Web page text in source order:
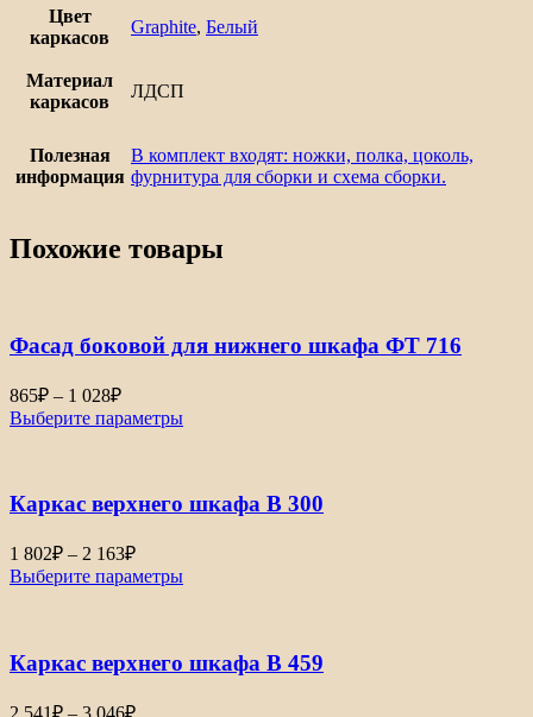
Цвет
каркасов
Graphite, Белый
Материал
каркасов
ЛДСП
Полезная
информация
В комплект входят: ножки, полка, цоколь,
фурнитура для сборки и схема сборки.
Похожие товары
Фасад боковой для нижнего шкафа ФТ 716
865₽ – 1 028₽Диапазон
цен:
028₽
Выберите параметры
Каркас верхнего шкафа В 300
1 802₽ – 2 163₽Диапазон
цен:
1
2
Выберите параметры
Каркас верхнего шкафа В 459
2 541₽ – 3 046₽Диапазон